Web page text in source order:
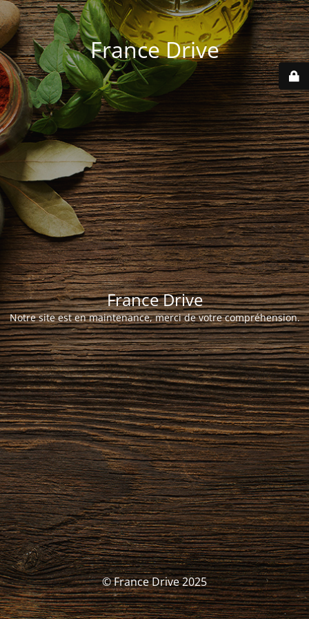
France Drive
France Drive
Notre site est en maintenance, merci de votre compréhension.
© France Drive 2025